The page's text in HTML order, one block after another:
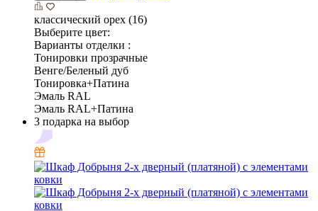
классический орех (16)
Выберите цвет:
Варианты отделки :
Тонировки прозрачные
Венге/Беленый дуб
Тонировка+Патина
Эмаль RAL
Эмаль RAL+Патина
3 подарка на выбор